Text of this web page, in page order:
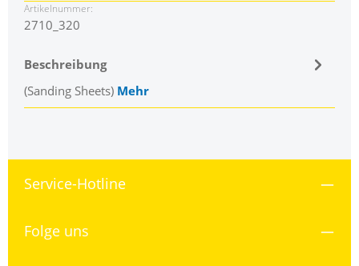
Artikelnummer:
2710_320
Beschreibung
(Sanding Sheets) Mehr
Service-Hotline
Folge uns